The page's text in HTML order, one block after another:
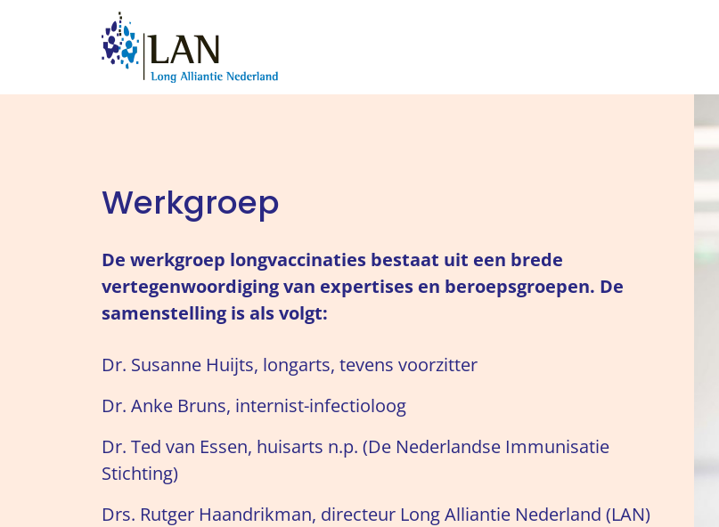
Werkgroep
De werkgroep longvaccinaties bestaat uit een brede
vertegenwoordiging van expertises en beroepsgroepen. De
samenstelling is als volgt:
Dr. Susanne Huijts, longarts, tevens voorzitter
Dr. Anke Bruns, internist-infectioloog
Dr. Ted van Essen, huisarts n.p. (De Nederlandse Immunisatie
Stichting)
Drs. Rutger Haandrikman, directeur Long Alliantie Nederland (LAN)